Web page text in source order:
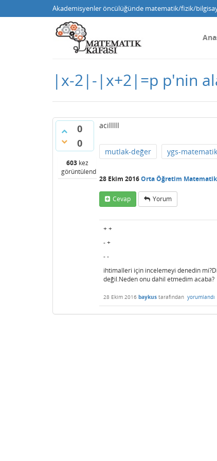
Akademisyenler öncülüğünde matematik/fizik/
|x-2|-|x+2|=p p'nin
0
0
603 kez
görüntülendi
acilllll
mutlak-değer ygs-matematik
28 Ekim 2016Orta Öğretim Matematik
Cevap Yorum
+ +
- +
- -
ihtimalleri için incelemeyi denedin
değil.Neden onu dahil etmedim acaba?
28 Ekim 2016 baykus tarafından yorumlandı